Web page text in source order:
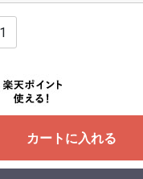
カートに入れる